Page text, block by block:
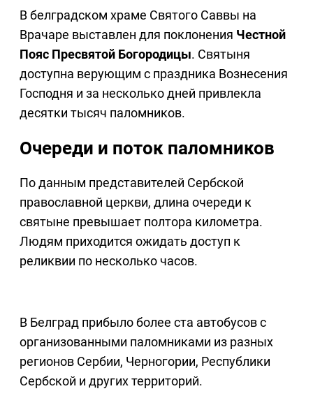
В белградском храме Святого Саввы на
Врачаре выставлен для поклонения Честной
Пояс Пресвятой Богородицы. Святыня
доступна верующим с праздника Вознесения
Господня и за несколько дней привлекла
десятки тысяч паломников.
Очереди и поток паломников
По данным представителей Сербской
православной церкви, длина очереди к
святыне превышает полтора километра.
Людям приходится ожидать доступ к
реликвии по несколько часов.
В Белград прибыло более ста автобусов с
организованными паломниками из разных
регионов Сербии, Черногории, Республики
Сербской и других территорий.